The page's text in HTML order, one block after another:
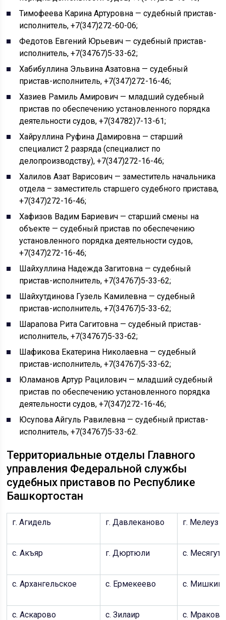
Тимофеева Карина Артуровна — судебный пристав-
исполнитель, +7(347)272-60-06;
Федотов Евгений Юрьевич — судебный пристав-
исполнитель, +7(34767)5-33-62;
Хабибуллина Эльвина Азатовна — судебный
пристав-исполнитель, +7(347)272-16-46;
Хазиев Рамиль Амирович — младший судебный
пристав по обеспечению установленного порядка
деятельности судов, +7(34782)7-13-61;
Хайруллина Руфина Дамировна — старший
специалист 2 разряда (специалист по
делопроизводству), +7(347)272-16-46;
Халилов Азат Варисович — заместитель начальника
отдела – заместитель старшего судебного пристава,
+7(347)272-16-46;
Хафизов Вадим Бариевич — старший смены на
объекте — судебный пристав по обеспечению
установленного порядка деятельности судов,
+7(347)272-16-46;
Шайхуллина Надежда Загитовна — судебный
пристав-исполнитель, +7(34767)5-33-62;
Шайхутдинова Гузель Камилевна — судебный
пристав-исполнитель, +7(34767)5-33-62;
Шарапова Рита Сагитовна — судебный пристав-
исполнитель, +7(34767)5-33-62;
Шафикова Екатерина Николаевна — судебный
пристав-исполнитель, +7(34767)5-33-62;
Юламанов Артур Рацилович — младший судебный
пристав по обеспечению установленного порядка
деятельности судов, +7(347)272-16-46;
Юсупова Айгуль Равилевна — судебный пристав-
исполнитель, +7(34767)5-33-62.
Территориальные отделы Главного
управления Федеральной службы
судебных приставов по Республике
Башкортостан
г. Агидель г. Давлеканово г. Мелеуз
с. Акъяр г. Дюртюли с.
с. Архангельское с. Ермекеево с.
с. Аскарово с. Зилаир с. Мраково